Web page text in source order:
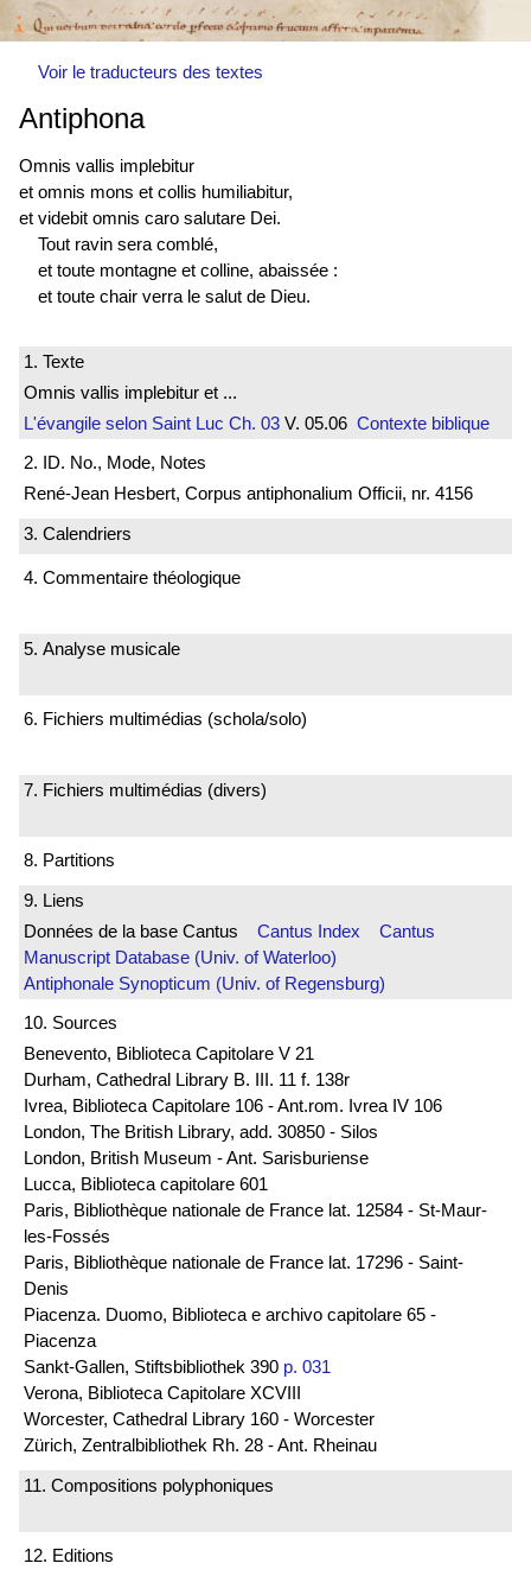
Voir le traducteurs des textes
Antiphona
Omnis vallis implebitur
et omnis mons et collis humiliabitur,
et videbit omnis caro salutare Dei.
Tout ravin sera comblé,
et toute montagne et colline, abaissée :
et toute chair verra le salut de Dieu.
1. Texte
Omnis vallis implebitur et ...
L'évangile selon Saint Luc Ch. 03 V. 05.06 Contexte biblique
2. ID. No., Mode, Notes
René-Jean Hesbert, Corpus antiphonalium Officii, nr. 4156
3. Calendriers
4. Commentaire théologique
5. Analyse musicale
6. Fichiers multimédias (schola/solo)
7. Fichiers multimédias (divers)
8. Partitions
9. Liens
Données de la base Cantus Cantus Index
Cantus
Manuscript Database (Univ. of Waterloo)
Antiphonale Synopticum (Univ. of Regensburg)
10. Sources
Benevento, Biblioteca Capitolare V 21
Durham, Cathedral Library B. III. 11 f. 138r
Ivrea, Biblioteca Capitolare 106 - Ant.rom. Ivrea IV 106
London, The British Library, add. 30850 - Silos
London, British Museum - Ant. Sarisburiense
Lucca, Biblioteca capitolare 601
Paris, Bibliothèque nationale de France lat. 12584 - St-Maur-
les-Fossés
Paris, Bibliothèque nationale de France lat. 17296 - Saint-
Denis
Piacenza. Duomo, Biblioteca e archivo capitolare 65 -
Piacenza
Sankt-Gallen, Stiftsbibliothek 390 p. 031
Verona, Biblioteca Capitolare XCVIII
Worcester, Cathedral Library 160 - Worcester
Zürich, Zentralbibliothek Rh. 28 - Ant. Rheinau
11. Compositions polyphoniques
12. Editions